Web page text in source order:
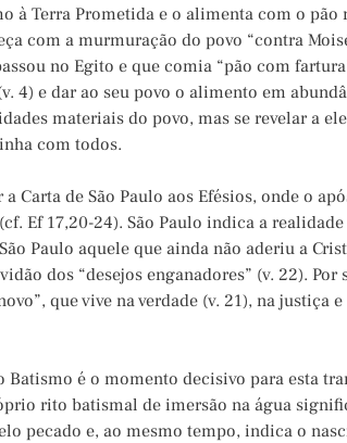
à Terra Prometida e o alimenta com o pão
com a murmuração do povo “contra
no Egito e que comia “pão com
4) e dar ao seu povo o alimento em
materiais do povo, mas se revelar a
com todos.
Carta de São Paulo aos Efésios, onde o
Ef 17,20-24). São Paulo indica a
Paulo aquele que ainda não aderiu a
dos “desejos enganadores” (v. 22). Por
que vive na verdade (v. 21), na justiça
Batismo é o momento decisivo para esta
rito batismal de imersão na água
pecado e, ao mesmo tempo, indica o